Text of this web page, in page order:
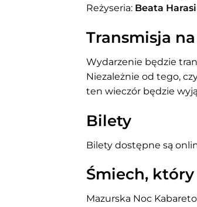
Reżyseria: Beata
Transmisja
Wydarzenie będzie
Niezależnie od tego,
ten wieczór będzie
Bilety
Bilety dostępne są
Śmiech, który
Mazurska Noc